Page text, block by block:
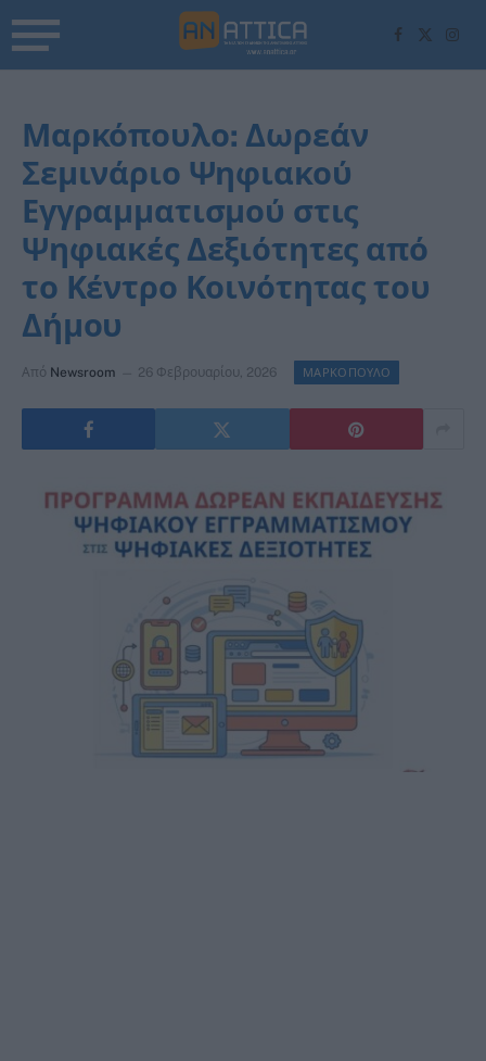
Facebook
X
(Twitter)
Μαρκόπουλο: Δωρεάν
Σεμινάριο Ψηφιακού
Εγγραμματισμού στις
Ψηφιακές Δεξιότητες από
το Κέντρο Κοινότητας του
Δήμου
Από Newsroom 26 Φεβρουαρίου, 2026 ΜΑΡΚΟΠΟΥΛΟ